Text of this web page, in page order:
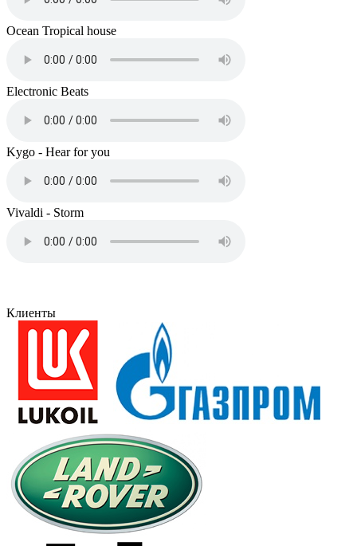
Ocean Tropical house
Electronic Beats
Kygo - Hear for you
Vivaldi - Storm
Клиенты